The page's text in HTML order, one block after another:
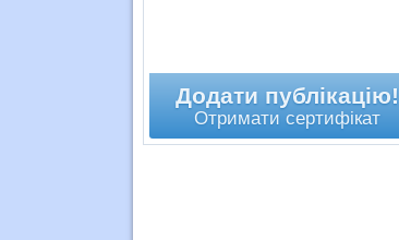
Додати публікацію!
Отримати сертифікат